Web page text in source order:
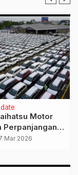
Motor
Perpanjangan
AEO dari Bea
Mar 2026